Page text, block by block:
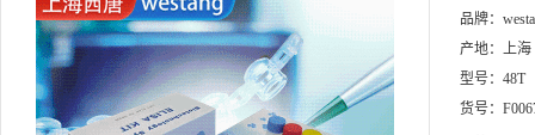
品牌：
产地： 上海
型号： 48T
货号：